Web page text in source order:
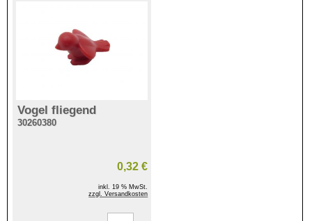
Vogel fliegend
30260380
0,32 €
inkl. 19 % MwSt.
zzgl. Versandkosten